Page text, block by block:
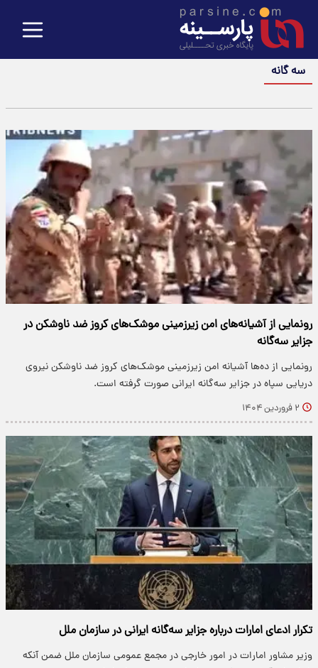
سه گانه
رونمایی از آشیانه‌های امن زیرزمینی موشک‌های کروز ضد ناوشکن در
جزایر سه‌گانه
رونمایی از ده‌ها آشیانه امن زیرزمینی موشک‌های کروز ضد ناوشکن نیروی
دریایی سپاه در جزایر سه‌گانه ایرانی صورت گرفته است.
۲ فروردین ۱۴۰۴
تکرار ادعای امارات درباره جزایر سه‌گانه ایرانی در سازمان ملل
وزیر مشاور امارات در امور خارجی در مجمع عمومی سازمان ملل ضمن آنکه